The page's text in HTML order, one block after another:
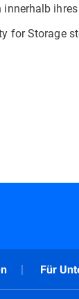
for Storage
Für